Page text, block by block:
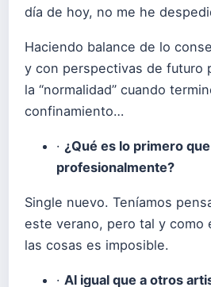
día de hoy, no me he
Haciendo balance de lo
y con perspectivas de futuro
la “normalidad” cuando
confinamiento…
· ¿Qué es lo primero
profesionalmente?
Single nuevo. Teníamos
este verano, pero tal y como
las cosas es imposible.
· Al igual que a otros